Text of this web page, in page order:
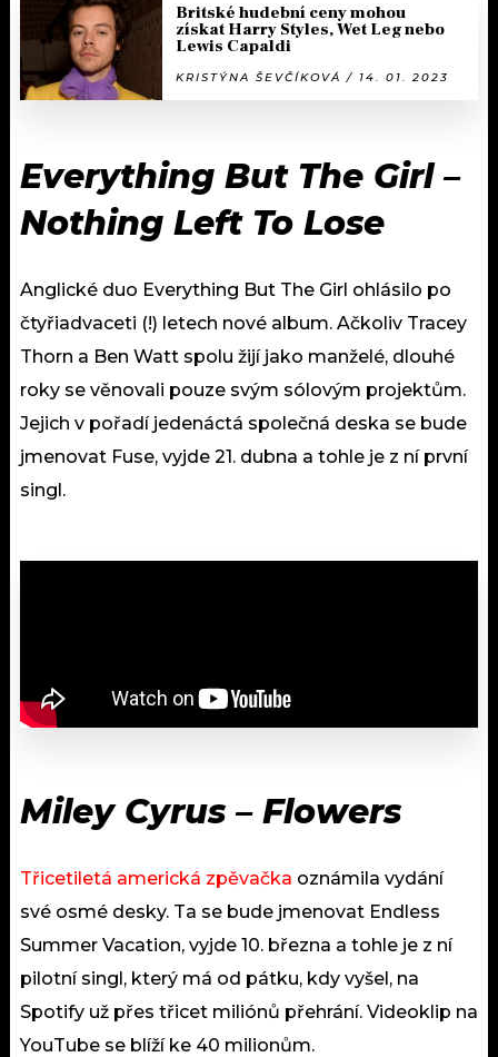
Britské hudební ceny mohou
získat Harry Styles, Wet Leg nebo
Lewis Capaldi
KRISTÝNA ŠEVČÍKOVÁ / 14. 01. 2023
Everything But The Girl –
Nothing Left To Lose
Anglické duo Everything But The Girl ohlásilo po
čtyřiadvaceti (!) letech nové album. Ačkoliv Tracey
Thorn a Ben Watt spolu žijí jako manželé, dlouhé
roky se věnovali pouze svým sólovým projektům.
Jejich v pořadí jedenáctá společná deska se bude
jmenovat Fuse, vyjde 21. dubna a tohle je z ní první
singl.
Miley Cyrus – Flowers
Třicetiletá americká zpěvačka oznámila vydání
své osmé desky. Ta se bude jmenovat Endless
Summer Vacation, vyjde 10. března a tohle je z ní
pilotní singl, který má od pátku, kdy vyšel, na
Spotify už přes třicet miliónů přehrání. Videoklip na
YouTube se blíží ke 40 milionům.